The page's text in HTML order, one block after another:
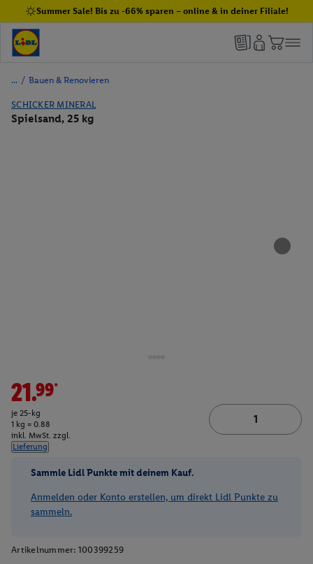
Summer Sale! Bis zu -66% sparen – online & in deiner Filiale!
/ Bauen & Renovieren
SCHICKER MINERAL
Spielsand, 25 kg
21.99*
je 25-kg
1 kg = 0.88
inkl. MwSt. zzgl.
Lieferung
Sammle Lidl Punkte mit deinem Kauf.
Anmelden oder Konto erstellen, um direkt Lidl Punkte zu
sammeln.
Artikelnummer: 100399259